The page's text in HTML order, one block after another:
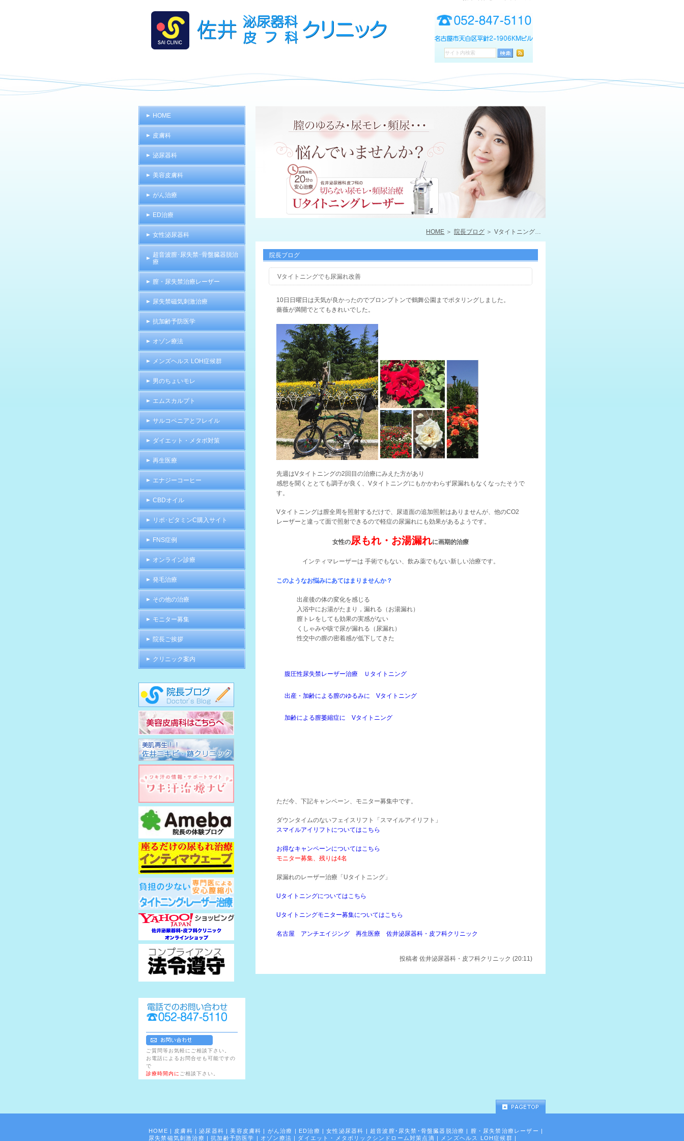
HOME 院長ブログ Vタイトニングでも尿漏れ改善
院長ブログ
Vタイトニングでも尿漏れ改善
10日日曜日は天気が良かったのでブロンプトンで鶴舞公園までポタリングしました。
薔薇が満開でとてもきれいでした。
先週はVタイトニングの2回目の治療にみえた方があり
感想を聞くととても調子が良く、Vタイトニングにもかかわらず尿漏れもなくなったそうで
す。
Vタイトニングは膣全周を照射するだけで、尿道面の追加照射はありませんが、他のCO2
レーザーと違って面で照射できるので軽症の尿漏れにも効果があるようです。
女性の尿もれ・お湯漏れに画期的治療
インティマレーザーは 手術でもない、飲み薬でもない新しい治療です。
このようなお悩みにあてはまりませんか？
出産後の体の変化を感じる
入浴中にお湯がたまり，漏れる（お湯漏れ）
膣トレをしても効果の実感がない
くしゃみや咳で尿が漏れる（尿漏れ）
性交中の膣の密着感が低下してきた
腹圧性尿失禁レーザー治療 Ｕタイトニング
出産・加齢による膣のゆるみに Vタイトニング
加齢による膣萎縮症に Vタイトニング
ただ今、下記キャンペーン、モニター募集中です。
ダウンタイムのないフェイスリフト「スマイルアイリフト」
スマイルアイリフトについてはこちら
お得なキャンペーンについてはこちら
モニター募集、残りは4名
尿漏れのレーザー治療「Uタイトニング」
Uタイトニングについてはこちら
Uタイトニングモニター募集についてはこちら
名古屋 アンチエイジング 再生医療 佐井泌尿器科・皮フ科クリニック
投稿者 佐井泌尿器科・皮フ科クリニック (20:11)
HOME
皮膚科
泌尿器科
美容皮膚科
がん治療
ED治療
女性泌尿器科
超音波膣･尿失禁･骨盤臓器脱治
療
膣・尿失禁治療レーザー
尿失禁磁気刺激治療
抗加齢予防医学
オゾン療法
メンズヘルス LOH症候群
男のちょいモレ
エムスカルプト
サルコペニアとフレイル
ダイエット・メタボ対策
再生医療
エナジーコーヒー
CBDオイル
リポ･ビタミンC購入サイト
FNS症例
オンライン診療
発毛治療
その他の治療
モニター募集
院長ご挨拶
クリニック案内
ご質問等お気軽にご相談下さい。
お電話によるお問合せも可能ですの
で
診療時間内に ご相談下さい。
HOME | 皮膚科 | 泌尿器科 | 美容皮膚科 | がん治療 | ED治療 | 女性泌尿器科 | 超音波膣･尿失禁･骨盤臓器脱治療 | 膣・尿失禁治療レーザー |
尿失禁磁気刺激治療 | 抗加齢予防医学 | オゾン療法 | ダイエット・メタボリックシンドローム対策点滴 | メンズヘルス LOH症候群 |